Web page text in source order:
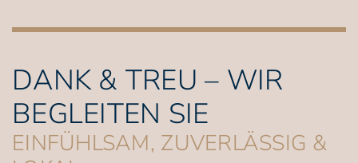
DANK & TREU – WIR
BEGLEITEN SIE
EINFÜHLSAM, ZUVERLÄSSIG &